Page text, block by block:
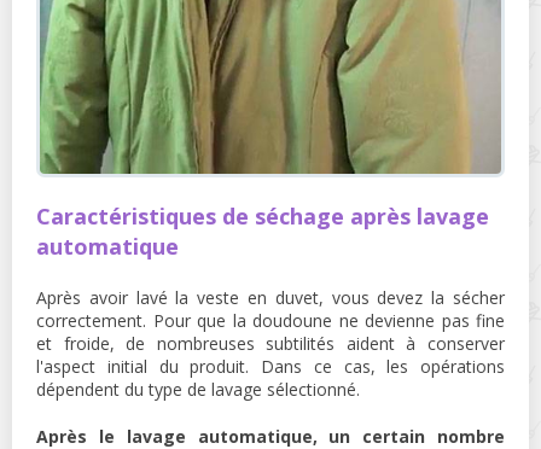
Caractéristiques de séchage après lavage
automatique
Après avoir lavé la veste en duvet, vous devez la sécher
correctement. Pour que la doudoune ne devienne pas fine
et froide, de nombreuses subtilités aident à conserver
l'aspect initial du produit. Dans ce cas, les opérations
dépendent du type de lavage sélectionné.
Après le lavage automatique, un certain nombre